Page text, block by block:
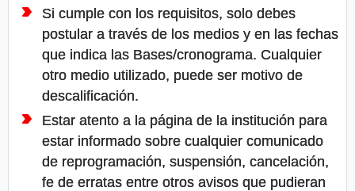
Si cumple con los requisitos, solo debes
postular a través de los medios y en las fechas
que indica las Bases/cronograma. Cualquier
otro medio utilizado, puede ser motivo de
descalificación.
Estar atento a la página de la institución para
estar informado sobre cualquier comunicado
de reprogramación, suspensión, cancelación,
fe de erratas entre otros avisos que pudieran